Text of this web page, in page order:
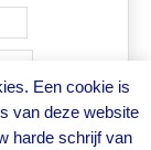
Een cookie is
van deze website
harde schrijf van